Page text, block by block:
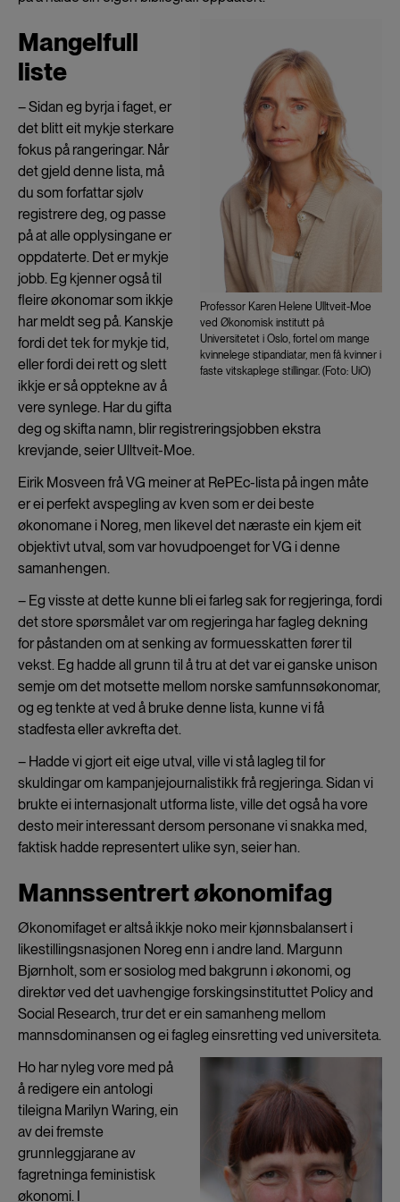
Professor Karen Helene Ulltveit-Moe
ved Økonomisk institutt på
Universitetet i Oslo, fortel om mange
kvinnelege stipandiatar, men få kvinner i
faste vitskaplege stillingar. (Foto: UiO)
Mangelfull
liste
– Sidan eg byrja i faget, er
det blitt eit mykje sterkare
fokus på rangeringar. Når
det gjeld denne lista, må
du som forfattar sjølv
registrere deg, og passe
på at alle opplysingane er
oppdaterte. Det er mykje
jobb. Eg kjenner også til
fleire økonomar som ikkje
har meldt seg på. Kanskje
fordi det tek for mykje tid,
eller fordi dei rett og slett
ikkje er så opptekne av å
vere synlege. Har du gifta
deg og skifta namn, blir registreringsjobben ekstra
krevjande, seier Ulltveit-Moe.
Eirik Mosveen frå VG meiner at RePEc-lista på ingen måte
er ei perfekt avspegling av kven som er dei beste
økonomane i Noreg, men likevel det næraste ein kjem eit
objektivt utval, som var hovudpoenget for VG i denne
samanhengen.
– Eg visste at dette kunne bli ei farleg sak for regjeringa, fordi
det store spørsmålet var om regjeringa har fagleg dekning
for påstanden om at senking av formuesskatten fører til
vekst. Eg hadde all grunn til å tru at det var ei ganske unison
semje om det motsette mellom norske samfunnsøkonomar,
og eg tenkte at ved å bruke denne lista, kunne vi få
stadfesta eller avkrefta det.
– Hadde vi gjort eit eige utval, ville vi stå lagleg til for
skuldingar om kampanjejournalistikk frå regjeringa. Sidan vi
brukte ei internasjonalt utforma liste, ville det også ha vore
desto meir interessant dersom personane vi snakka med,
faktisk hadde representert ulike syn, seier han.
Mannssentrert økonomifag
Økonomifaget er altså ikkje noko meir kjønnsbalansert i
likestillingsnasjonen Noreg enn i andre land. Margunn
Bjørnholt, som er sosiolog med bakgrunn i økonomi, og
direktør ved det uavhengige forskingsinstituttet Policy and
Social Research, trur det er ein samanheng mellom
mannsdominansen og ei fagleg einsretting ved universiteta.
Ho har nyleg vore med på
å redigere ein antologi
tileigna Marilyn Waring, ein
av dei fremste
grunnleggjarane av
fagretninga feministisk
økonomi. I